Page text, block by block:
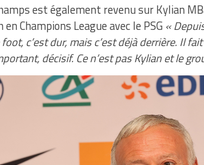
est également revenu sur Kylian
Champions League avec le PSG «
c’est dur, mais c’est déjà derrière. Il
décisif. Ce n’est pas Kylian et le